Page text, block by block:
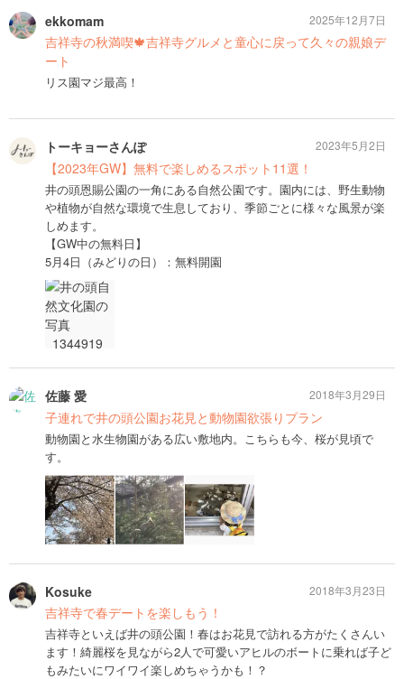
ekkomam
吉祥寺の秋満喫🍁吉祥寺グルメと童心に戻って久々の親娘デ
ート
リス園マジ最高！
2025年12月7日
トーキョーさんぽ
【2023年GW】無料で楽しめるスポット11選！
井の頭恩賜公園の一角にある自然公園です。園内には、野生動物
や植物が自然な環境で生息しており、季節ごとに様々な風景が楽
しめます。
【GW中の無料日】
5月4日（みどりの日）：無料開園
2023年5月2日
佐藤 愛
子連れで井の頭公園お花見と動物園欲張りプラン
動物園と水生物園がある広い敷地内。こちらも今、桜が見頃で
す。
2018年3月29日
Kosuke
吉祥寺で春デートを楽しもう！
吉祥寺といえば井の頭公園！春はお花見で訪れる方がたくさんい
ます！綺麗桜を見ながら2人で可愛いアヒルのボートに乗れば子ど
もみたいにワイワイ楽しめちゃうかも！？
2018年3月23日